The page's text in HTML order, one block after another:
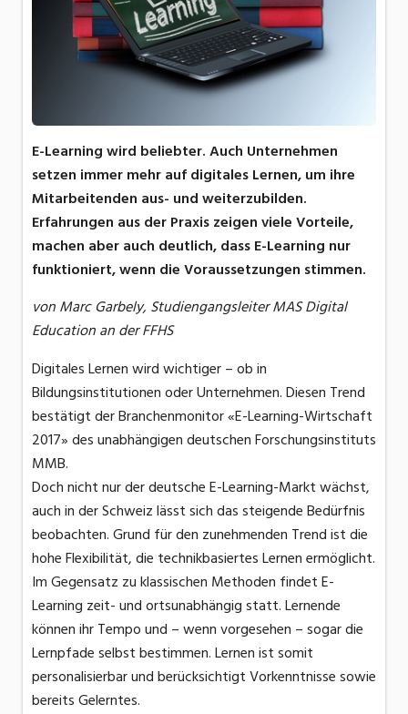
E-Learning wird beliebter. Auch Unternehmen
setzen immer mehr auf digitales Lernen, um ihre
Mitarbeitenden aus- und weiterzubilden.
Erfahrungen aus der Praxis zeigen viele Vorteile,
machen aber auch deutlich, dass E-Learning nur
funktioniert, wenn die Voraussetzungen stimmen.
von Marc Garbely, Studiengangsleiter MAS Digital
Education an der FFHS
Digitales Lernen wird wichtiger – ob in
Bildungsinstitutionen oder Unternehmen. Diesen Trend
bestätigt der Branchenmonitor «E-Learning-Wirtschaft
2017» des unabhängigen deutschen Forschungsinstituts
MMB.
Doch nicht nur der deutsche E-Learning-Markt wächst,
auch in der Schweiz lässt sich das steigende Bedürfnis
beobachten. Grund für den zunehmenden Trend ist die
hohe Flexibilität, die technikbasiertes Lernen ermöglicht.
Im Gegensatz zu klassischen Methoden findet E-
Learning zeit- und ortsunabhängig statt. Lernende
können ihr Tempo und – wenn vorgesehen – sogar die
Lernpfade selbst bestimmen. Lernen ist somit
personalisierbar und berücksichtigt Vorkenntnisse sowie
bereits Gelerntes.